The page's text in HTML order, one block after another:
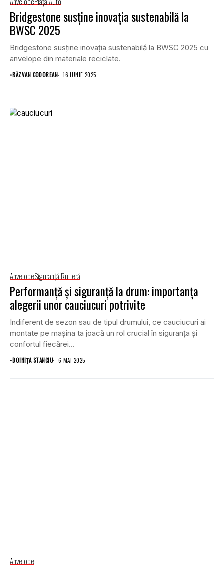
Bridgestone susține inovația sustenabilă la
BWSC 2025
Bridgestone susține inovația sustenabilă la BWSC 2025 cu
anvelope din materiale reciclate.
•RĂZVAN CODOREAN 16 IUNIE 2025
AnvelopeSiguranţă Rutieră
Performanță și siguranță la drum: importanța
alegerii unor cauciucuri potrivite
Indiferent de sezon sau de tipul drumului, ce cauciucuri ai
montate pe mașina ta joacă un rol crucial în siguranța și
confortul fiecărei...
•DOINIŢA STANCIU 6 MAI 2025
Anvelope